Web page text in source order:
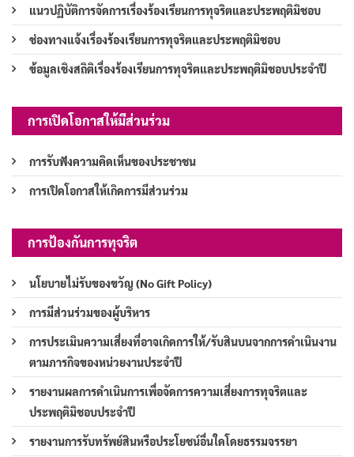
แนวปฏิบัติการจัดการเรื่องร้องเรียนการทุจริตและประพฤติมิชอบ
ช่องทางแจ้งเรื่องร้องเรียนการทุจริตและประพฤติมิชอบ
ข้อมูลเชิงสถิติเรื่องร้องเรียนการทุจริตและประพฤติมิชอบประจำปี
การเปิดโอกาสให้มีส่วนร่วม
การรับฟังความคิดเห็นของประชาชน
การเปิดโอกาสให้เกิดการมีส่วนร่วม
การป้องกันการทุจริต
นโยบายไม่รับของขวัญ (No Gift Policy)
การมีส่วนร่วมของผู้บริหาร
การประเมินความเสี่ยงที่อาจเกิดการให้/รับสินบนจากการดำเนินงาน
ตามภารกิจของหน่วยงานประจำปี
รายงานผลการดำเนินการเพื่อจัดการความเสี่ยงการทุจริตและ
ประพฤติมิชอบประจำปี
รายงานการรับทรัพย์สินหรือประโยชน์อื่นใดโดยธรรมจรรยา